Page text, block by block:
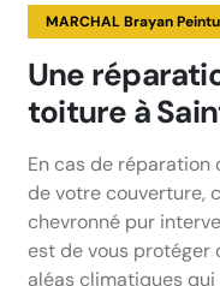
MARCHAL Brayan
Une
toiture à
En cas de réparation
de votre couverture,
chevronné pur
est de vous protéger
aléas climatiques